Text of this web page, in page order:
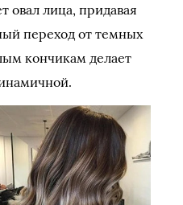
овал лица, придавая
переход от темных
кончикам делает